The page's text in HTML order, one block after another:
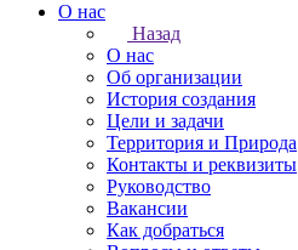
О нас
Назад
О нас
Об организации
История создания
Цели и задачи
Территория и Природа
Контакты и реквизиты
Руководство
Вакансии
Как добраться